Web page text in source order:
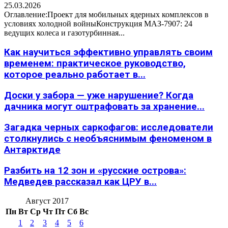
25.03.2026
Оглавление:Проект для мобильных ядерных комплексов в
условиях холодной войныКонструкция МАЗ-7907: 24
ведущих колеса и газотурбинная...
Как научиться эффективно управлять своим
временем: практическое руководство,
которое реально работает в...
Доски у забора — уже нарушение? Когда
дачника могут оштрафовать за хранение...
Загадка черных саркофагов: исследователи
столкнулись с необъяснимым феноменом в
Антарктиде
Разбить на 12 зон и «русские острова»:
Медведев рассказал как ЦРУ в...
Август 2017
Пн Вт Ср Чт Пт Сб Вс
1
2 3 4 5
6